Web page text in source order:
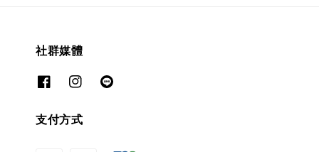
社群媒體
支付方式